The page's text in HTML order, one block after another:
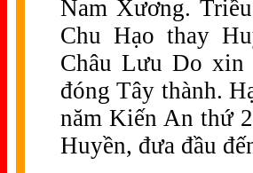
Nam Xương.
Chu Hạo thay
Châu Lưu Do xin
đóng Tây thành.
năm Kiến An thứ
Huyền, đưa đầu